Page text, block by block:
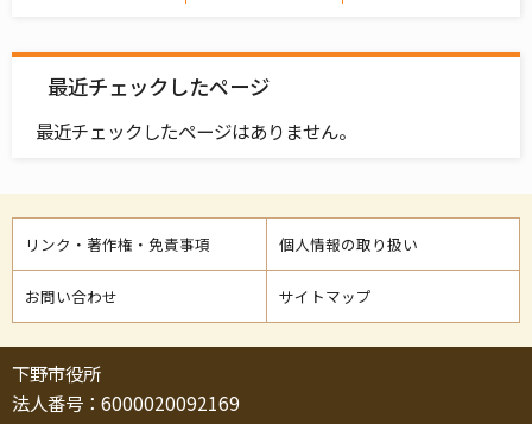
最近チェックしたページ
最近チェックしたページはありません。
リンク・著作権・免責事項 個人情報の取り扱い
お問い合わせ サイトマップ
下野市役所
法人番号：6000020092169